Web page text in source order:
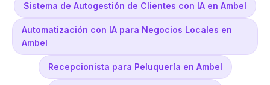
Sistema de Autogestión de Clientes con IA en Ambel
Automatización con IA para Negocios Locales en
Ambel
Recepcionista para Peluquería en Ambel